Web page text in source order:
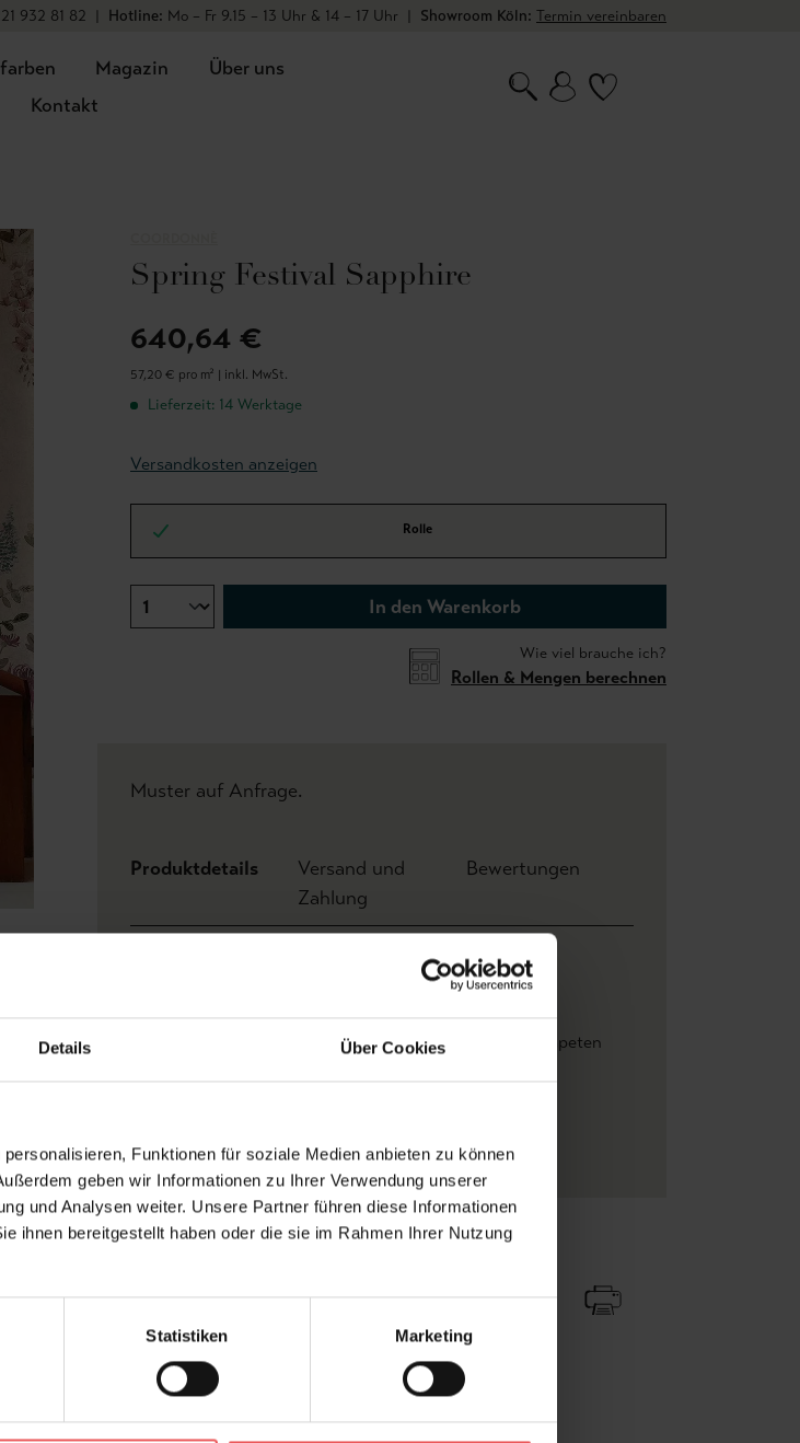
Details Über Cookies
Funktionen für soziale Medien anbieten zu können
geben wir Informationen zu Ihrer Verwendung unserer
und Analysen weiter. Unsere Partner führen diese Informationen
ihnen bereitgestellt haben oder die sie im Rahmen Ihrer Nutzung
Statistiken Marketing
932 81 82 | Hotline: Mo – Fr 9.15 – 13 Uhr & 14 – 17 Uhr | Showroom Köln: Termin vereinbaren
Magazin
Über uns
Kontakt
Spring Festival Sapphire
640,64 €
57,20 € pro m² | inkl. MwSt.
Lieferzeit: 14 Werktage
Versandkosten anzeigen
Rolle
In den Warenkorb
Wie viel brauche ich?
Rollen & Mengen berechnen
Muster auf Anfrage.
Produktdetails
Versand und
Zahlung
Bewertungen
Breite: 4,00 m x Höhe 2,80 m
, Blätter , Florale Muster
, FotoTapeten
Druckart:
Digitaldruck
Material:
Vinyl auf Vliesträger